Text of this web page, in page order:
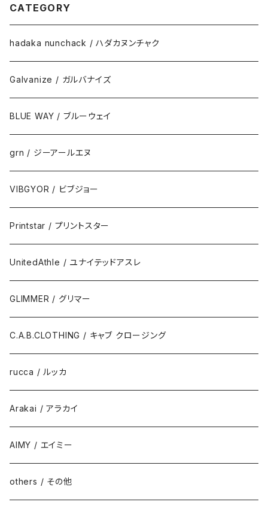
ーツ ランニング マラソン 運動会
F glimmer グリマー ドライ T
CATEGORY
hadaka nunchack / ハダカヌンチャク
Galvanize / ガルバナイズ
BLUE WAY / ブルーウェイ
grn / ジーアールエヌ
VIBGYOR / ビブジョー
Printstar / プリントスター
UnitedAthle / ユナイテッドアスレ
GLIMMER / グリマー
C.A.B.CLOTHING / キャブ クロージング
rucca / ルッカ
Arakai / アラカイ
AIMY / エイミー
others / その他